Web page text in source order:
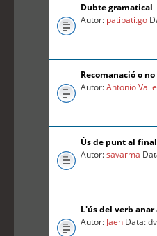
Dubte gramatical
Autor: patipati.go
Recomanació o
Autor:Antonio
Ús de punt al
Autor:savarma
L'ús del verb
Autor: Jaen Data: